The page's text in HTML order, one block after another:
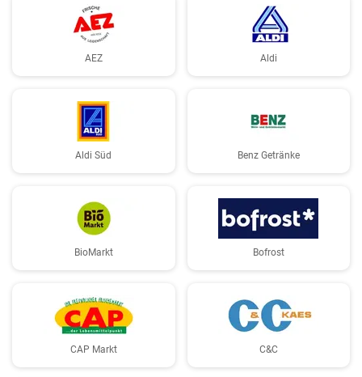
AEZ Aldi
Aldi Süd Benz Getränke
BioMarkt Bofrost
CAP Markt C&C